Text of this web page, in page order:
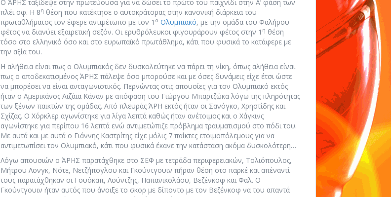
Ο ΆΡΗΣ ταξίδεψε στην πρωτεύουσα για να δώσει το πρώτο του παιχνίδι στην Α’ φάση των
πλέι οφ. Η 8η θέση που κατέκτησε ο αυτοκράτορας στην κανονική διάρκεια του
πρωταθλήματος τον έφερε αντιμέτωπο με τον 1 ο Ολυμπιακό, με την ομάδα του Φαλήρου
φέτος να διανύει εξαιρετική σεζόν. Οι ερυθρόλευκοι φιγουράρουν φέτος στην 1 η θέση
τόσο στο ελληνικό όσο και στο ευρωπαϊκό πρωτάθλημα, κάτι που φυσικά το κατάφερε με
την αξία του.
Η αλήθεια είναι πως ο Ολυμπιακός δεν δυσκολεύτηκε να πάρει τη νίκη, όπως αλήθεια είναι
πως ο αποδεκατισμένος ΆΡΗΣ πάλεψε όσο μπορούσε και με όσες δυνάμεις είχε έτσι ώστε
να μπορέσει να είναι ανταγωνιστικός. Περνώντας στις απουσίες για τον Ολυμπιακό εκτός
ήταν ο Αμερικάνος Αϊζάια Κάναν με απόφαση του Γιώργου Μπαρτζώκα λόγω της πληρότητας
των ξένων παικτών της ομάδας. Από πλευράς ΆΡΗ εκτός ήταν οι Σανόγκο, Χρηστίδης και
Σχίζας. Ο Χόρκλερ αγωνίστηκε για λίγα λεπτά καθώς ήταν ανέτοιμος και ο Χάγκινς
αγωνίστηκε για περίπου 16 λεπτά ενώ αντιμετώπιζε πρόβλημα τραυματισμού στο πόδι του.
Με αυτά και με αυτά ο Γιάννης Καστρίτης είχε μόλις 7 παίκτες ετοιμοπόλεμους για να
αντιμετωπίσει τον Ολυμπιακό, κάτι που φυσικά έκανε την κατάσταση ακόμα δυσκολότερη…
Λόγω απουσιών ο ΆΡΗΣ παρατάχθηκε στο ΣΕΦ με τετράδα περιφερειακών, Τολιόπουλος,
Μήτρου Λονγκ, Νότε, Νετζήπογλου και Γκούντγουιν πήραν θέση στο παρκέ και απέναντί
τους παρατάχθηκαν οι Γουόκαπ, Λούντζης, Παπανικολάου, Βεζένκοφ και Φαλ. Ο
Γκούντγουιν ήταν αυτός που άνοιξε το σκορ με δίποντο με τον Βεζένκοφ να του απαντά